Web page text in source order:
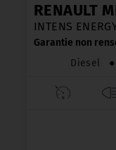
RENAULT
INTENS
Garantie non
Diesel
●